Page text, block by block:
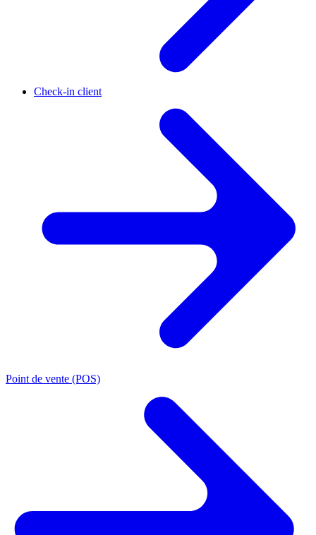
Check-in client
Point de vente (POS)